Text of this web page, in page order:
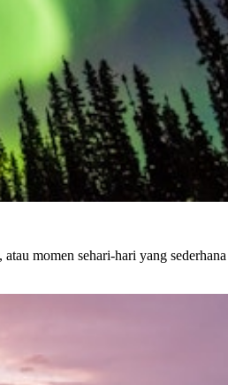
momen sehari-hari yang